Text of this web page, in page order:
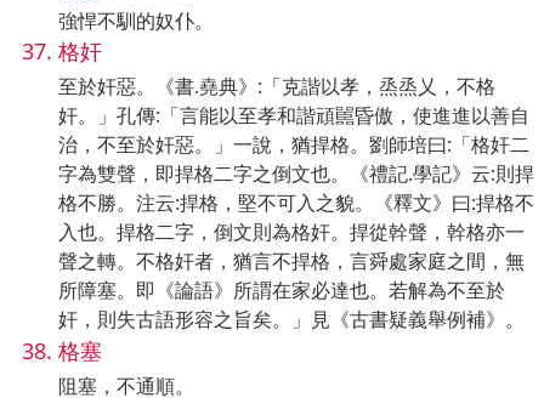
強悍不馴的奴仆。
格奸
至於奸惡。《書.堯典》:「克諧以孝，烝烝乂，不格
奸。」孔傳:「言能以至孝和諧頑嚚昏傲，使進進以善自
治，不至於奸惡。」一說，猶捍格。劉師培曰:「格奸二
字為雙聲，即捍格二字之倒文也。《禮記.學記》云:則捍
格不勝。注云:捍格，堅不可入之貌。《釋文》曰:捍格不
入也。捍格二字，倒文則為格奸。捍從幹聲，幹格亦一
聲之轉。不格奸者，猶言不捍格，言舜處家庭之間，無
所障塞。即《論語》所謂在家必達也。若解為不至於
奸，則失古語形容之旨矣。」見《古書疑義舉例補》。
格塞
阻塞，不通順。